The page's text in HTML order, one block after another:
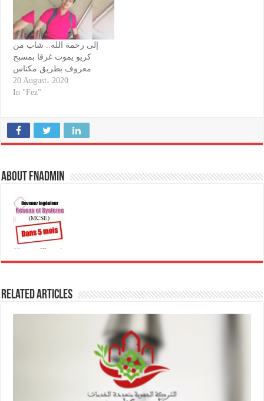
إلى رحمة الله.. شاب من
كريو يموت غرقا بمسبح
معروف بطريق مكناس
20 August، 2020
In "Fez"
About fnadmin
Related Articles